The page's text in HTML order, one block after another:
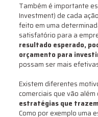
Também é importante
Investment) de cada
feito em uma
satisfatório para a
resultado esperado,
orçamento para
possam ser mais
Existem diferentes
comerciais que vão além
estratégias que
Como por exemplo uma